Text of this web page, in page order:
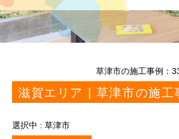
草津市の施工事例：
滋賀エリア | 草津市の施工
選択中 : 草津市